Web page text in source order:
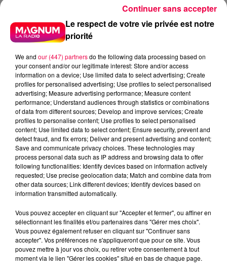
Flash infos
Crédit :Flash infos
Le respect de votre vie privée est notre
priorité
We and our (447) partnersdo the following data processing based on
your consent and/or our legitimate interest: Store and/or access
information on a device; Use limited data to select advertising; Create
profiles for personalised advertising; Use profiles to select personalised
advertising; Measure advertising performance; Measure content
performance; Understand audiences through statistics or combinations
of data from different sources; Develop and improve services; Create
profiles to personalise content; Use profiles to select personalised
content; Use limited data to select content; Ensure security, prevent and
detect fraud, and fix errors; Deliver and present advertising and content;
Save and communicate privacy choices. These technologies may
process personal data such as IP address and browsing data to offer
following functionalities: Identify devices based on information actively
requested; Use precise geolocation data; Match and combine data from
other data sources; Link different devices; Identify devices based on
information transmitted automatically.
Vous pouvez accepter en cliquant sur "Accepter et fermer", ou affiner en
sélectionnant les finalités et/ou partenaires dans "Gérer mes choix".
Vous pouvez également refuser en cliquant sur "Continuer sans
accepter". Vos préférences ne s'appliqueront que pour ce site. Vous
pouvez mettre à jour vos choix, ou retirer votre consentement à tout
moment via le lien "Gérer les cookies" situé en bas de chaque page.
Continuer sans accepter